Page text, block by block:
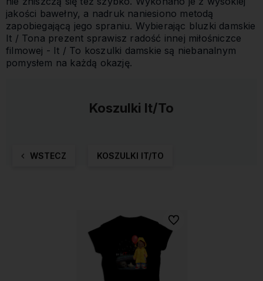
jakości bawełny, a nadruk naniesiono metodą
zapobiegającą jego spraniu. Wybierając bluzki damskie
It / Tona prezent sprawisz radość innej miłośniczce
filmowej - It / To koszulki damskie są niebanalnym
pomysłem na każdą okazję.
Koszulki It/To
WSTECZ KOSZULKI IT/TO
Do ulubionych